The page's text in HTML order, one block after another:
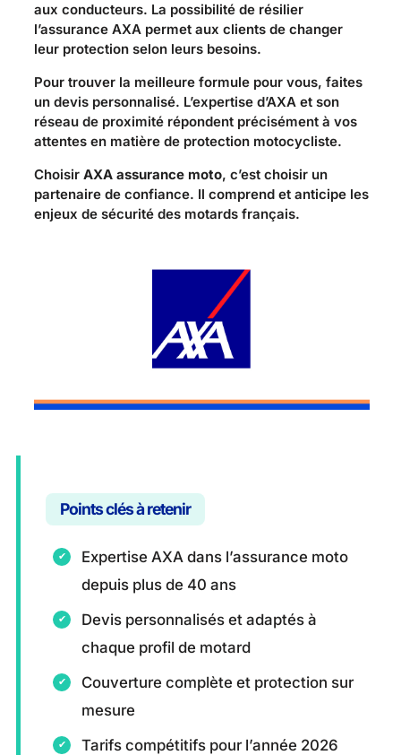
aux conducteurs. La possibilité de résilier
l’assurance AXA permet aux clients de changer
leur protection selon leurs besoins.
Pour trouver la meilleure formule pour vous, faites
un devis personnalisé. L’expertise d’AXA et son
réseau de proximité répondent précisément à vos
attentes en matière de protection motocycliste.
Choisir AXA assurance moto, c’est choisir un
partenaire de confiance. Il comprend et anticipe les
enjeux de sécurité des motards français.
Points clés à retenir
Expertise AXA dans l’assurance moto
depuis plus de 40 ans
Devis personnalisés et adaptés à
chaque profil de motard
Couverture complète et protection sur
mesure
Tarifs compétitifs pour l’année 2026